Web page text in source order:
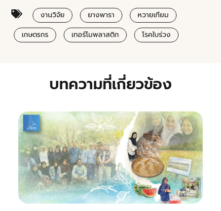
งานวิจัย ยางพารา
หวายเทียม
เกษตรกร
เทอร์โมพลาสติก โรคใบร่วง
บทความที่เกี่ยวข้อง